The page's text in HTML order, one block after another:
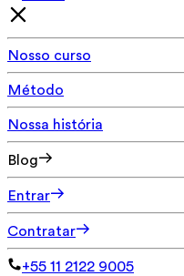
Nosso curso
Método
Nossa história
Blog
Entrar
Contratar
+55 11 2122 9005